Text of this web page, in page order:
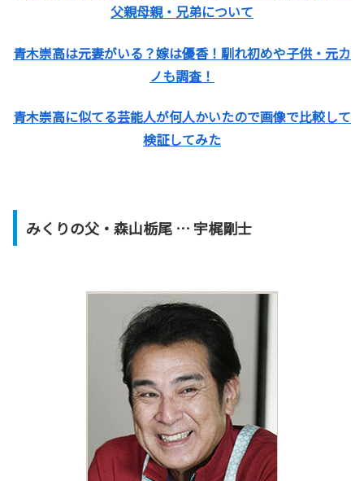
父親母親・兄弟について
青木崇高は元妻がいる？嫁は優香！馴れ初めや子供・元カ
ノも調査！
青木崇高に似てる芸能人が何人かいたので画像で比較して
検証してみた
みくりの父・森山栃尾 … 宇梶剛士